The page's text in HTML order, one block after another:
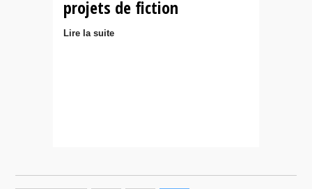
projets de fiction
Lire la suite